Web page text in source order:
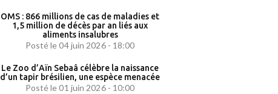
OMS : 866 millions de cas de maladies et
1,5 million de décès par an liés aux
aliments insalubres
Posté le 04 juin 2026 - 18:00
Le Zoo d’Aïn Sebaâ célèbre la naissance
d’un tapir brésilien, une espèce menacée
Posté le 01 juin 2026 - 10:00